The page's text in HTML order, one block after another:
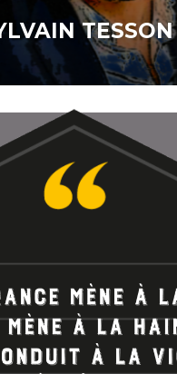
TESSON